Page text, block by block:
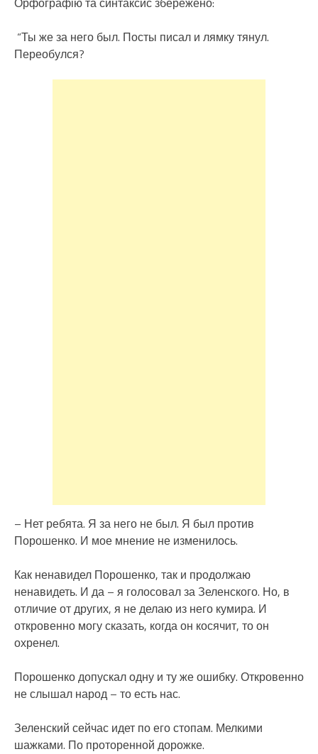
“Ты же за него был. Посты писал и лямку тянул.
Переобулся?
– Нет ребята. Я за него не был. Я был против
Порошенко. И мое мнение не изменилось.
Как ненавидел Порошенко, так и продолжаю
ненавидеть. И да – я голосовал за Зеленского. Но, в
отличие от других, я не делаю из него кумира. И
откровенно могу сказать, когда он косячит, то он
охренел.
Порошенко допускал одну и ту же ошибку. Откровенно
не слышал народ – то есть нас.
Зеленский сейчас идет по его стопам. Мелкими
шажками. По проторенной дорожке.